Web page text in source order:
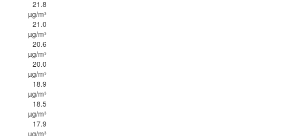
21.8
µg/m³
21.0
µg/m³
20.6
µg/m³
20.0
µg/m³
18.9
µg/m³
18.5
µg/m³
17.9
µg/m³